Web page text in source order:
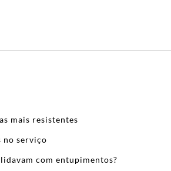
mais resistentes
no serviço
com entupimentos?